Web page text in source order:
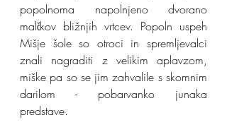
popolnoma napolnjeno dvorano
malčkov bližnjih vrtcev. Popoln uspeh
Mišje šole so otroci in spremljevalci
znali nagraditi z velikim aplavzom,
miške pa so se jim zahvalile s skomnim
darilom - pobarvanko junaka
predstave.